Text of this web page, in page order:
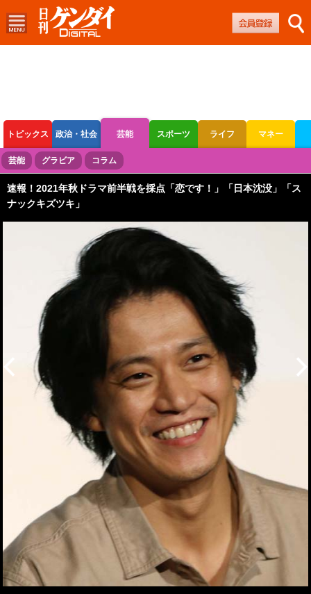
トピックス 政治・社会 芸能 スポーツ ライフ マネー
ボートレース 競輪 オートレース
芸能 グラビア コラム
速報！2021年秋ドラマ前半戦を採点「恋です！」「日本沈没」「ス
ナックキズツキ」